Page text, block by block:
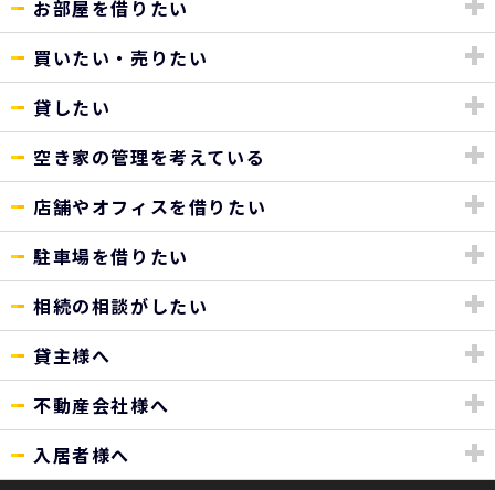
お部屋を借りたい
買いたい・売りたい
貸したい
空き家の管理を考えている
店舗やオフィスを借りたい
駐車場を借りたい
相続の相談がしたい
貸主様へ
不動産会社様へ
入居者様へ